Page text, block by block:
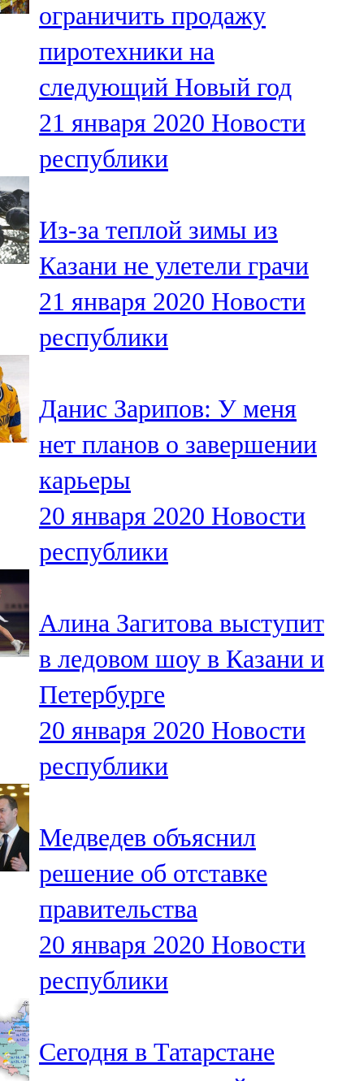
106,2 FM
Минзәлә
107,3 FM
Мөслим
100,0 FM
104,7 FM
Олы Әтнә
71,42 FM
Сарман
Теләче
106,1 FM
Түбән Кама
102,6 FM
Чирмешән
Чистай
103,0 FM
Чүпрәле
91,0 FM
Шәмәрдән
Яңа чишмә
107,0 FM
Яр Чаллы
105,5 FM
ограничить продажу
пиротехники на
следующий Новый год
21 января 2020 Новости
республики
Из-за теплой зимы из
Казани не улетели грачи
21 января 2020 Новости
республики
Данис Зарипов: У меня
нет планов о завершении
карьеры
20 января 2020 Новости
республики
Алина Загитова выступит
в ледовом шоу в Казани и
Петербурге
20 января 2020 Новости
республики
Медведев объяснил
решение об отставке
правительства
20 января 2020 Новости
республики
Сегодня в Татарстане